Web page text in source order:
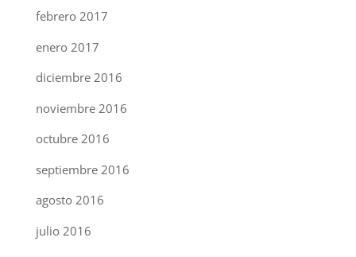
febrero 2017
enero 2017
diciembre 2016
noviembre 2016
octubre 2016
septiembre 2016
agosto 2016
julio 2016